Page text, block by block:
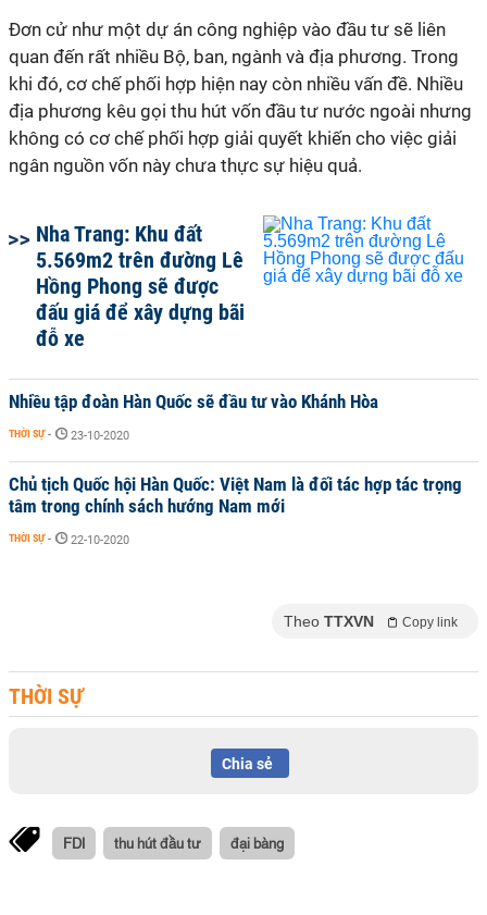
Đơn cử như một dự án công nghiệp vào đầu tư sẽ liên
quan đến rất nhiều Bộ, ban, ngành và địa phương. Trong
khi đó, cơ chế phối hợp hiện nay còn nhiều vấn đề. Nhiều
địa phương kêu gọi thu hút vốn đầu tư nước ngoài nhưng
không có cơ chế phối hợp giải quyết khiến cho việc giải
ngân nguồn vốn này chưa thực sự hiệu quả.
Nha Trang: Khu đất
5.569m2 trên đường Lê
Hồng Phong sẽ được
đấu giá để xây dựng bãi
đỗ xe
Nhiều tập đoàn Hàn Quốc sẽ đầu tư vào Khánh Hòa
THỜI SỰ - 23-10-2020
Chủ tịch Quốc hội Hàn Quốc: Việt Nam là đối tác hợp tác trọng
tâm trong chính sách hướng Nam mới
THỜI SỰ - 22-10-2020
Theo TTXVN Copy link
THỜI SỰ
Chia sẻ
FDI thu hút đầu tư đại bàng